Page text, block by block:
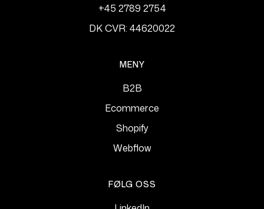
+45 2789 2754
DK CVR: 44620022
MENY
B2B
Ecommerce
Shopify
Webflow
FØLG OSS